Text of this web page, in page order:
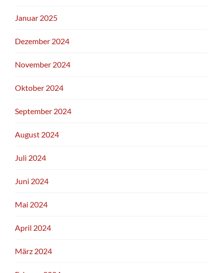
Januar 2025
Dezember 2024
November 2024
Oktober 2024
September 2024
August 2024
Juli 2024
Juni 2024
Mai 2024
April 2024
März 2024